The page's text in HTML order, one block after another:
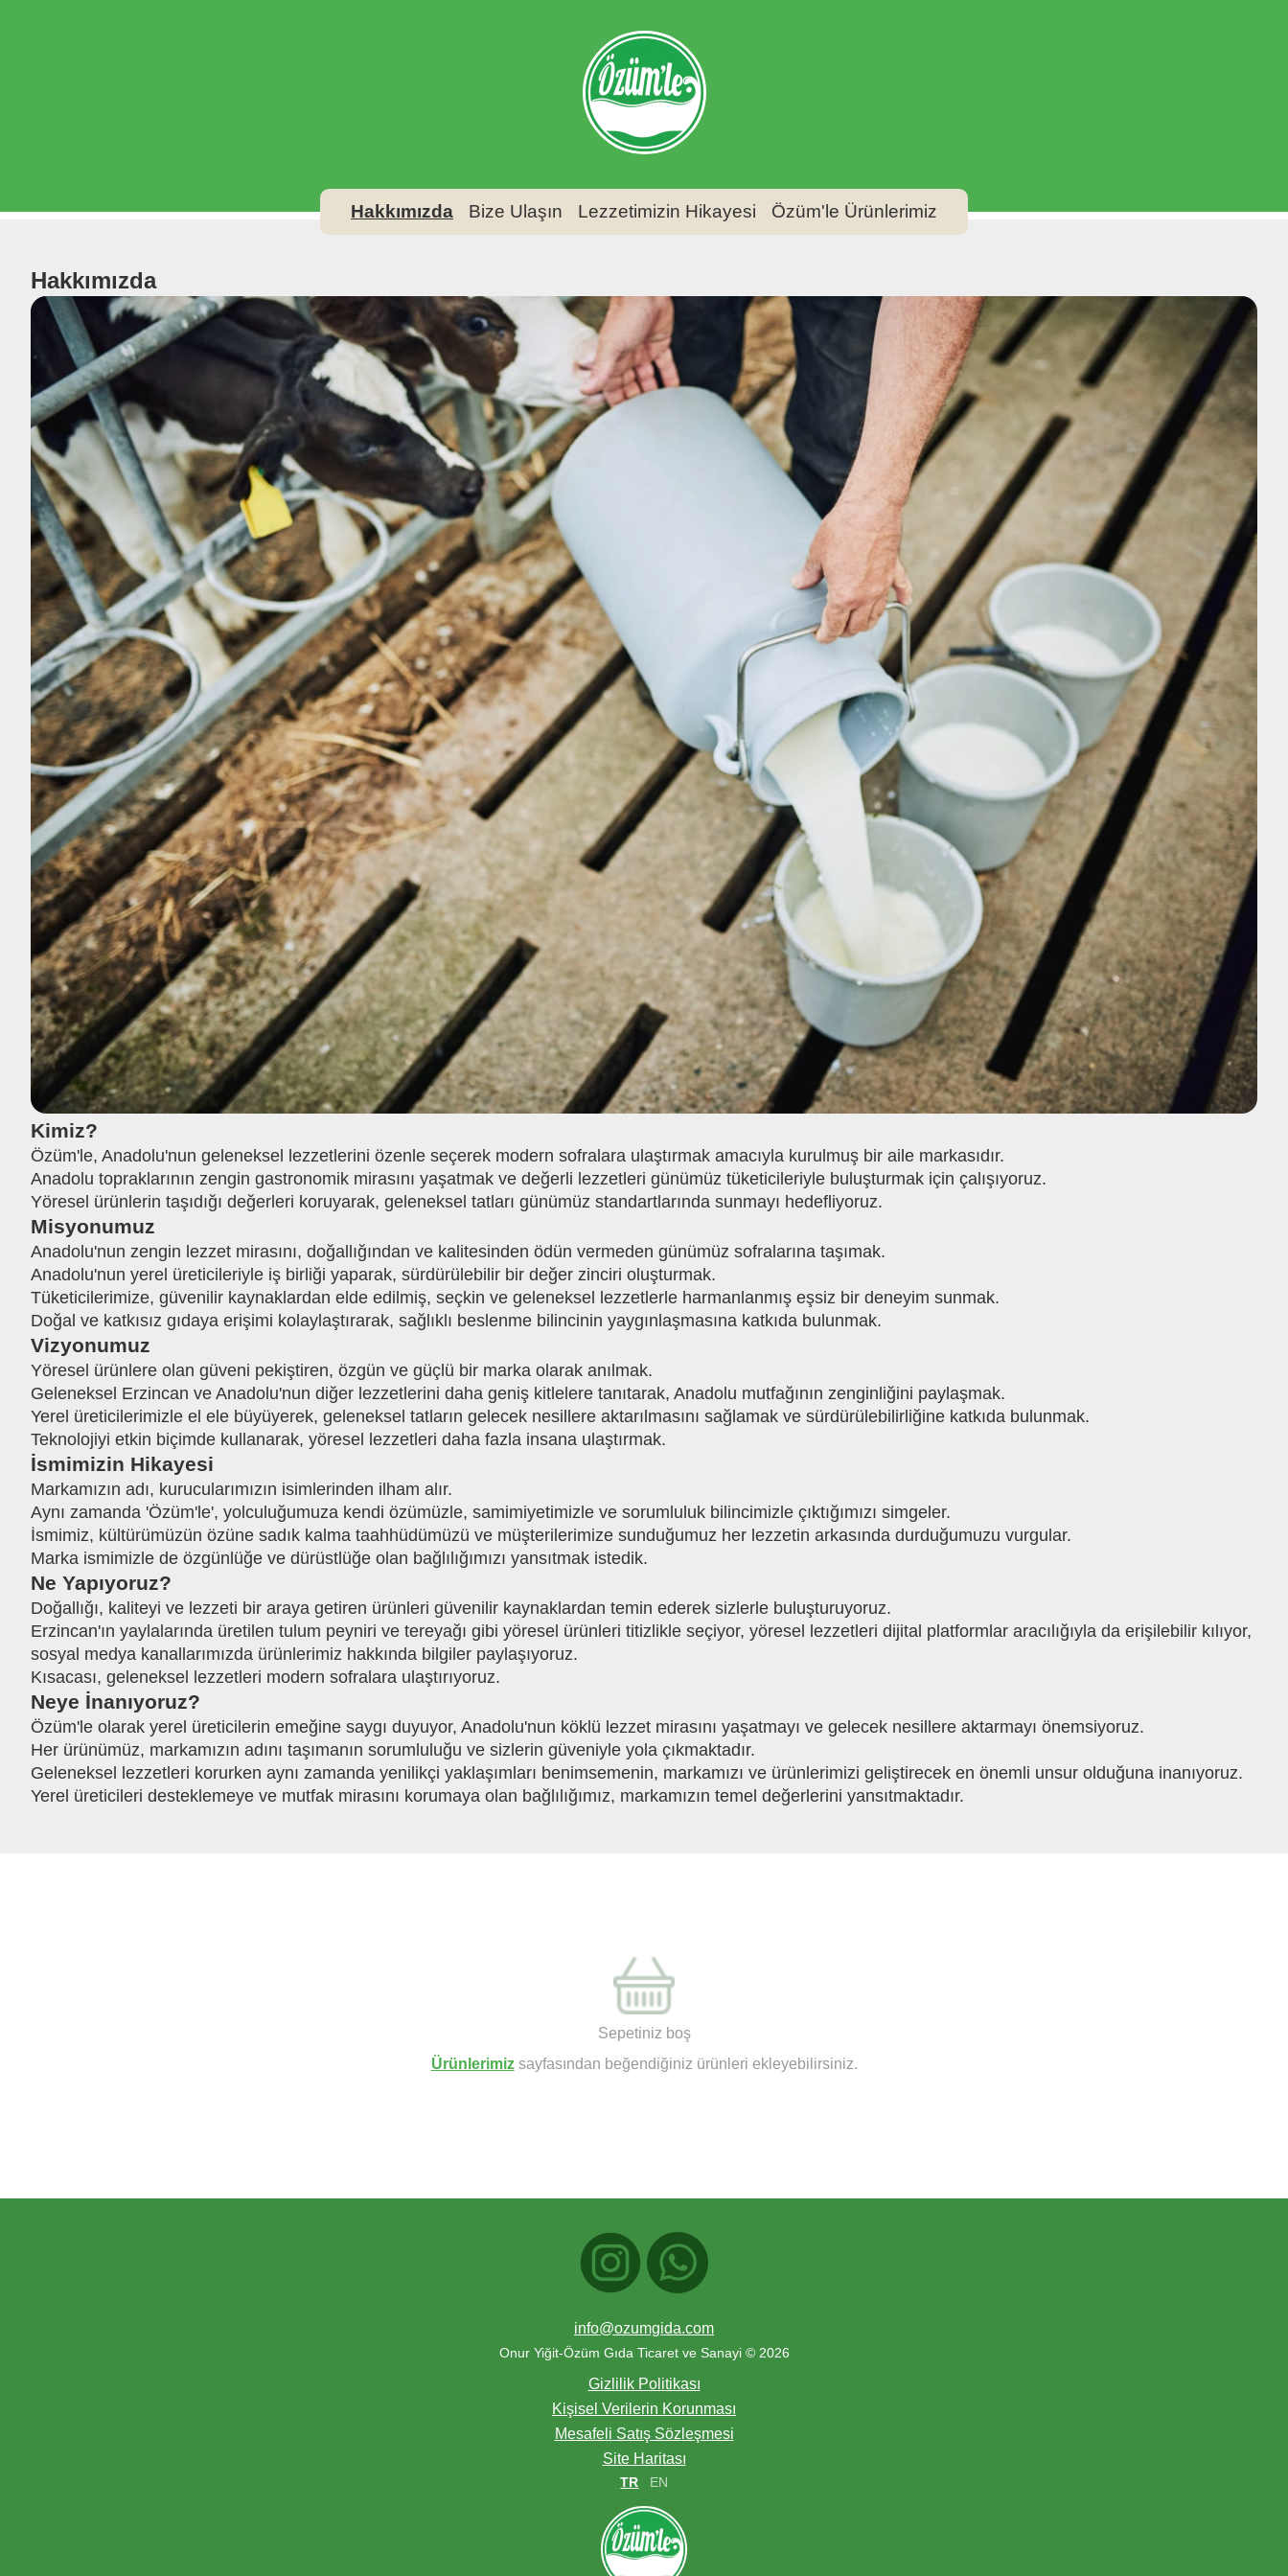
Hakkımızda Bize Ulaşın Lezzetimizin Hikayesi Özüm'le Ürünlerimiz
Hakkımızda
Kimiz?
Özüm'le, Anadolu'nun geleneksel lezzetlerini özenle seçerek modern sofralara ulaştırmak amacıyla kurulmuş bir aile markasıdır.
Anadolu topraklarının zengin gastronomik mirasını yaşatmak ve değerli lezzetleri günümüz tüketicileriyle buluşturmak için çalışıyoruz.
Yöresel ürünlerin taşıdığı değerleri koruyarak, geleneksel tatları günümüz standartlarında sunmayı hedefliyoruz.
Misyonumuz
Anadolu'nun zengin lezzet mirasını, doğallığından ve kalitesinden ödün vermeden günümüz sofralarına taşımak.
Anadolu'nun yerel üreticileriyle iş birliği yaparak, sürdürülebilir bir değer zinciri oluşturmak.
Tüketicilerimize, güvenilir kaynaklardan elde edilmiş, seçkin ve geleneksel lezzetlerle harmanlanmış eşsiz bir deneyim sunmak.
Doğal ve katkısız gıdaya erişimi kolaylaştırarak, sağlıklı beslenme bilincinin yaygınlaşmasına katkıda bulunmak.
Vizyonumuz
Yöresel ürünlere olan güveni pekiştiren, özgün ve güçlü bir marka olarak anılmak.
Geleneksel Erzincan ve Anadolu'nun diğer lezzetlerini daha geniş kitlelere tanıtarak, Anadolu mutfağının zenginliğini paylaşmak.
Yerel üreticilerimizle el ele büyüyerek, geleneksel tatların gelecek nesillere aktarılmasını sağlamak ve sürdürülebilirliğine katkıda bulunmak.
Teknolojiyi etkin biçimde kullanarak, yöresel lezzetleri daha fazla insana ulaştırmak.
İsmimizin Hikayesi
Markamızın adı, kurucularımızın isimlerinden ilham alır.
Aynı zamanda 'Özüm'le', yolculuğumuza kendi özümüzle, samimiyetimizle ve sorumluluk bilincimizle çıktığımızı simgeler.
İsmimiz, kültürümüzün özüne sadık kalma taahhüdümüzü ve müşterilerimize sunduğumuz her lezzetin arkasında durduğumuzu vurgular.
Marka ismimizle de özgünlüğe ve dürüstlüğe olan bağlılığımızı yansıtmak istedik.
Ne Yapıyoruz?
Doğallığı, kaliteyi ve lezzeti bir araya getiren ürünleri güvenilir kaynaklardan temin ederek sizlerle buluşturuyoruz.
Erzincan'ın yaylalarında üretilen tulum peyniri ve tereyağı gibi yöresel ürünleri titizlikle seçiyor, yöresel lezzetleri dijital platformlar aracılığıyla da erişilebilir kılıyor,
sosyal medya kanallarımızda ürünlerimiz hakkında bilgiler paylaşıyoruz.
Kısacası, geleneksel lezzetleri modern sofralara ulaştırıyoruz.
Neye İnanıyoruz?
Özüm'le olarak yerel üreticilerin emeğine saygı duyuyor, Anadolu'nun köklü lezzet mirasını yaşatmayı ve gelecek nesillere aktarmayı önemsiyoruz.
Her ürünümüz, markamızın adını taşımanın sorumluluğu ve sizlerin güveniyle yola çıkmaktadır.
Geleneksel lezzetleri korurken aynı zamanda yenilikçi yaklaşımları benimsemenin, markamızı ve ürünlerimizi geliştirecek en önemli unsur olduğuna inanıyoruz.
Yerel üreticileri desteklemeye ve mutfak mirasını korumaya olan bağlılığımız, markamızın temel değerlerini yansıtmaktadır.
Sepetiniz boş
Ürünlerimizsayfasından beğendiğiniz ürünleri ekleyebilirsiniz.
info@ozumgida.com
Onur Yiğit-Özüm Gıda Ticaret ve Sanayi © 2026
Gizlilik Politikası
Kişisel Verilerin Korunması
Mesafeli Satış Sözleşmesi
Site Haritası
TR EN